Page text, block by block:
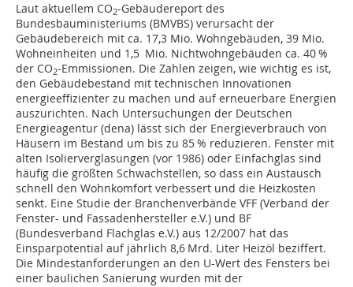
Laut aktuellem CO2-Gebäudereport des
Bundesbauministeriums (BMVBS) verursacht der
Gebäudebereich mit ca. 17,3 Mio. Wohngebäuden, 39 Mio.
Wohneinheiten und 1,5 Mio. Nichtwohngebäuden ca. 40 %
der CO2-Emmissionen. Die Zahlen zeigen, wie wichtig es ist,
den Gebäudebestand mit technischen Innovationen
energieeffizienter zu machen und auf erneuerbare Energien
auszurichten. Nach Untersuchungen der Deutschen
Energieagentur (dena) lässt sich der Energieverbrauch von
Häusern im Bestand um bis zu 85 % reduzieren. Fenster mit
alten Isolierverglasungen (vor 1986) oder Einfachglas sind
häufig die größten Schwachstellen, so dass ein Austausch
schnell den Wohnkomfort verbessert und die Heizkosten
senkt. Eine Studie der Branchenverbände VFF (Verband der
Fenster- und Fassadenhersteller e.V.) und BF
(Bundesverband Flachglas e.V.) aus 12/2007 hat das
Einsparpotential auf jährlich 8,6 Mrd. Liter Heizöl beziffert.
Die Mindestanforderungen an den U-Wert des Fensters bei
einer baulichen Sanierung wurden mit der